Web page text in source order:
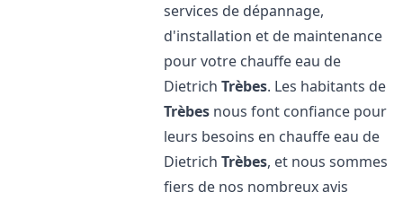
services de dépannage,
d'installation et de maintenance
pour votre chauffe eau de
DietrichTrèbes. Les habitants de
Trèbes nous font confiance pour
leurs besoins en chauffe eau de
DietrichTrèbes, et nous sommes
fiers de nos nombreux avis